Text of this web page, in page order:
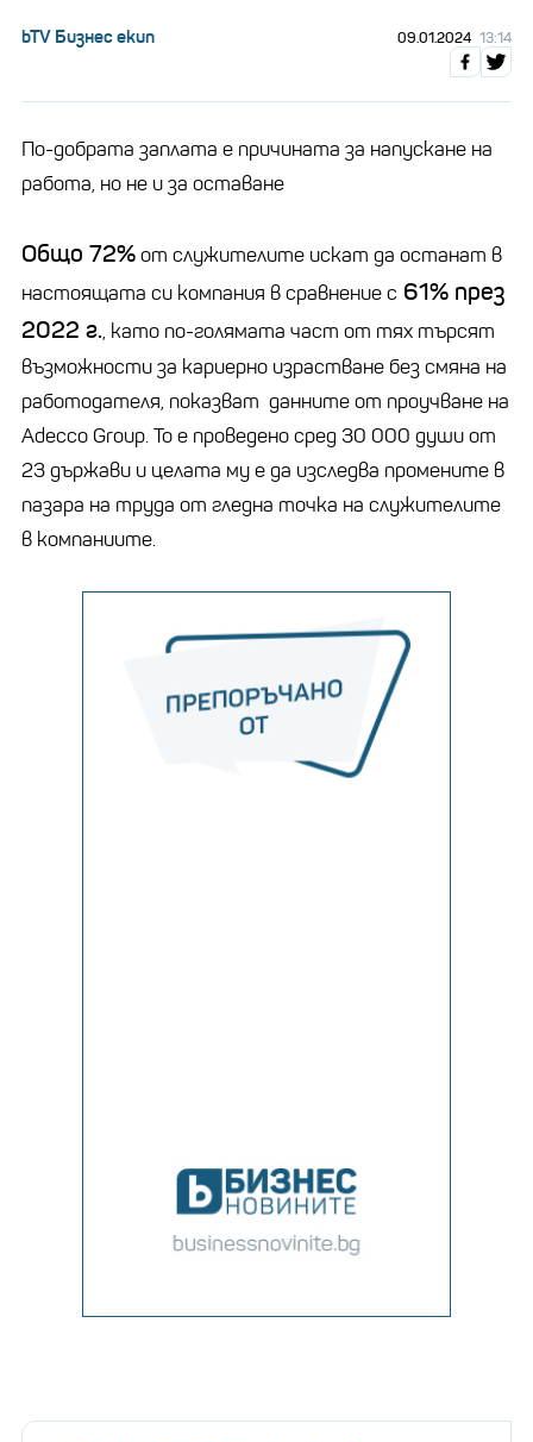
bTV Бизнес екип 09.01.2024 13:14
По-добрата заплата е причината за напускане на
работа, но не и за оставане
Общо 72%от служителите искат да останат в
настоящата си компания в сравнение с 61% през
2022 г., като по-голямата част от тях търсят
възможности за кариерно израстване без смяна на
работодателя, показват данните от проучване на
Adecco Group. То е проведено сред 30 000 души от
23 държави и целата му е да изследва промените в
пазара на труда от гледна точка на служителите
в компаниите.